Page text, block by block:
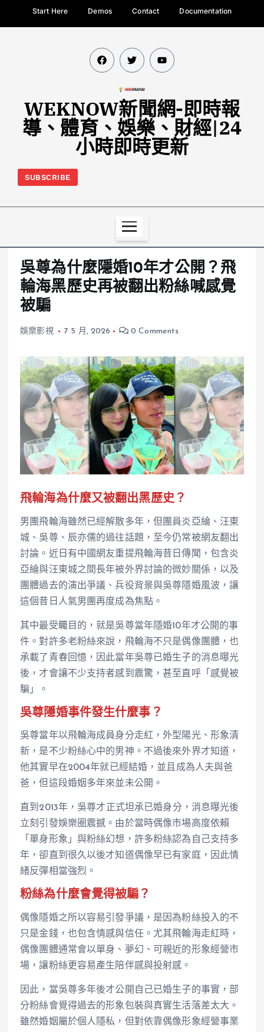
Start Here Demos Contact Documentation
WEKNOW新聞網-即時報
導、體育、娛樂、財經|24
小時即時更新
SUBSCRIBE
吳尊為什麼隱婚10年才公開？飛
輪海黑歷史再被翻出粉絲喊感覺
被騙
娛樂影視 7 5 月, 2026 0 Comments
飛輪海為什麼又被翻出黑歷史？
男團飛輪海雖然已經解散多年，但團員炎亞綸、汪東
城、吳尊、辰亦儒的過往話題，至今仍常被網友翻出
討論。近日有中國網友重提飛輪海昔日傳聞，包含炎
亞綸與汪東城之間長年被外界討論的微妙關係，以及
團體過去的演出爭議、兵役背景與吳尊隱婚風波，讓
這個昔日人氣男團再度成為焦點。
其中最受矚目的，就是吳尊當年隱婚10年才公開的事
件。對許多老粉絲來說，飛輪海不只是偶像團體，也
承載了青春回憶，因此當年吳尊已婚生子的消息曝光
後，才會讓不少支持者感到震驚，甚至直呼「感覺被
騙」。
吳尊隱婚事件發生什麼事？
吳尊當年以飛輪海成員身分走紅，外型陽光、形象清
新，是不少粉絲心中的男神。不過後來外界才知道，
他其實早在2004年就已經結婚，並且成為人夫與爸
爸，但這段婚姻多年來並未公開。
直到2013年，吳尊才正式坦承已婚身分，消息曝光後
立刻引發娛樂圈震撼。由於當時偶像市場高度依賴
「單身形象」與粉絲幻想，許多粉絲認為自己支持多
年，卻直到很久以後才知道偶像早已有家庭，因此情
緒反彈相當強烈。
粉絲為什麼會覺得被騙？
偶像隱婚之所以容易引發爭議，是因為粉絲投入的不
只是金錢，也包含情感與信任。尤其飛輪海走紅時，
偶像團體通常會以單身、夢幻、可親近的形象經營市
場，讓粉絲更容易產生陪伴感與投射感。
因此，當吳尊多年後才公開自己已婚生子的事實，部
分粉絲會覺得過去的形象包裝與真實生活落差太大。
雖然婚姻屬於個人隱私，但對依靠偶像形象經營事業